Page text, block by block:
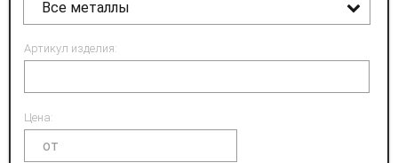
Все металлы
Артикул изделия:
Цена: